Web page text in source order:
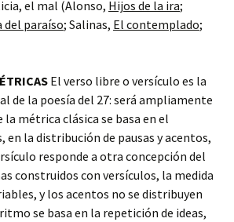
el mal (Alonso, Hijos de la ira;
del paraíso; Salinas, El contemplado;
El verso libre o versículo es la
de la poesía del 27: será ampliamente
la métrica clásica se basa en el
en la distribución de pausas y acentos,
responde a otra concepción del
construidos con versículos, la medida
y los acentos no se distribuyen
se basa en la repetición de ideas,